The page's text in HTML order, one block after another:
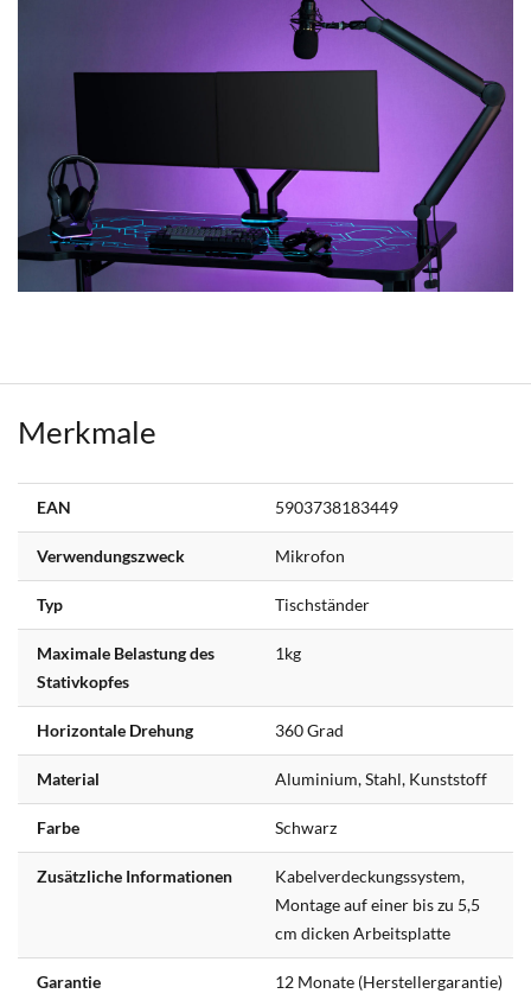
Merkmale
EAN 5903738183449
Verwendungszweck Mikrofon
Typ Tischständer
Maximale Belastung des
Stativkopfes
1kg
Horizontale Drehung 360 Grad
Material Aluminium, Stahl, Kunststoff
Farbe Schwarz
Zusätzliche Informationen
Kabelverdeckungssystem,
Montage auf einer bis zu 5,5
cm dicken Arbeitsplatte
Garantie 12 Monate (Herstellergarantie)